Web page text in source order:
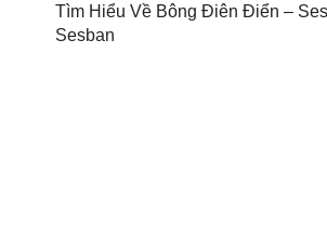
Tìm Hiểu Về Bông Điên Điển –
Sesban